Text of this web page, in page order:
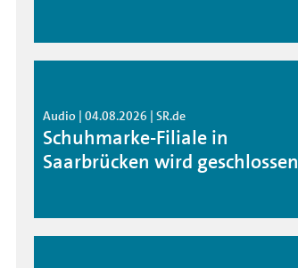
Audio | 04.08.2026 | SR.de
Schuhmarke-Filiale in
Saarbrücken wird geschlossen